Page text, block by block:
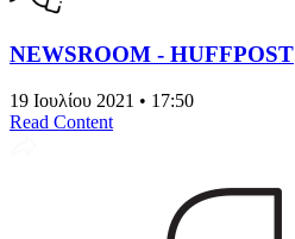
NEWSROOM - HUFFPOST
19 Ιουλίου 2021 • 17:50
Read Content